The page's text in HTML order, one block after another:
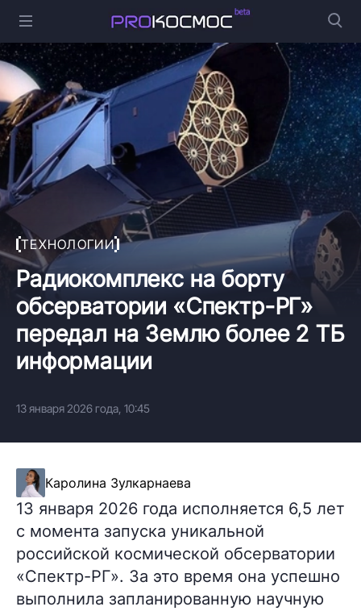
ТЕХНОЛОГИИ
Радиокомплекс на борту
обсерватории «Спектр-РГ»
передал на Землю более 2 ТБ
информации
13 января 2026 года, 10:45
Каролина Зулкарнаева
13 января 2026 года исполняется 6,5 лет
с момента запуска уникальной
российской космической обсерватории
«Спектр-РГ». За это время она успешно
выполнила запланированную научную